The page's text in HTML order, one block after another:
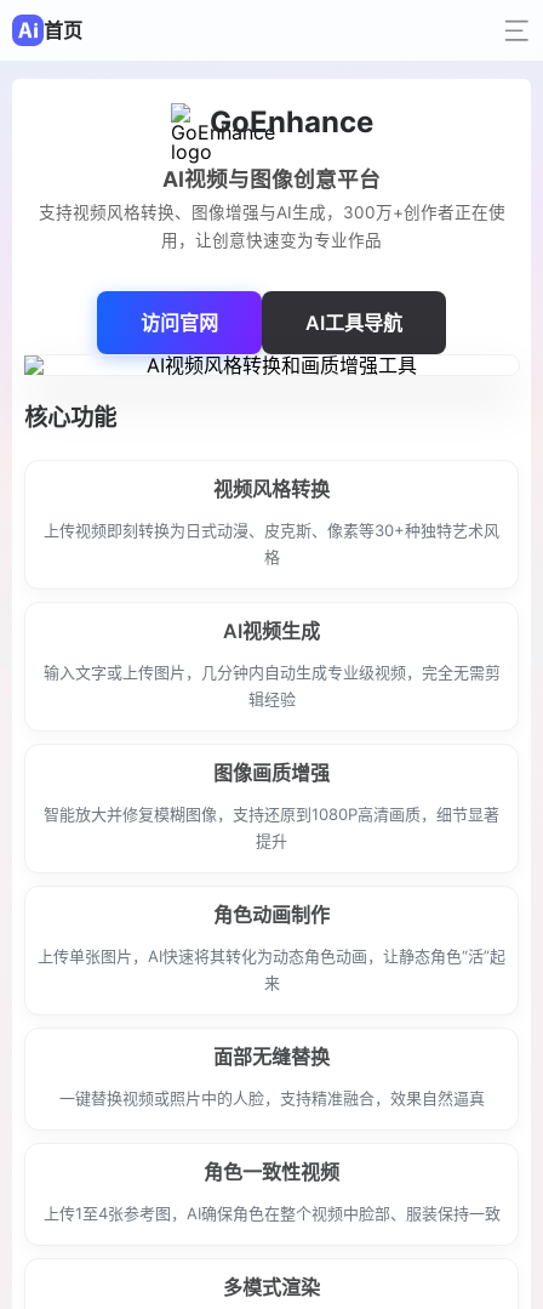
首页
GoEnhance
AI视频与图像创意平台
支持视频风格转换、图像增强与AI生成，300万+创作者正在使
用，让创意快速变为专业作品
访问官网 AI工具导航
核心功能
视频风格转换
上传视频即刻转换为日式动漫、皮克斯、像素等30+种独特艺术风
格
AI视频生成
输入文字或上传图片，几分钟内自动生成专业级视频，完全无需剪
辑经验
图像画质增强
智能放大并修复模糊图像，支持还原到1080P高清画质，细节显著
提升
角色动画制作
上传单张图片，AI快速将其转化为动态角色动画，让静态角色“活”起
来
面部无缝替换
一键替换视频或照片中的人脸，支持精准融合，效果自然逼真
角色一致性视频
上传1至4张参考图，AI确保角色在整个视频中脸部、服装保持一致
多模式渲染